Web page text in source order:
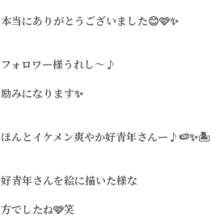
本当にありがとうございました😊🩷✨
フォロワー様うれし〜♪
励みになります✨
ほんとイケメン爽やか好青年さんー♪🍉✨🏝️
好青年さんを絵に描いた様な
方でしたね🩷笑